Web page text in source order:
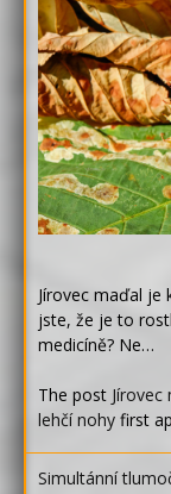
Jírovec maďal je
jste, že je to
medicíně? Ne…
The post
lehčí nohy first
Simultánní